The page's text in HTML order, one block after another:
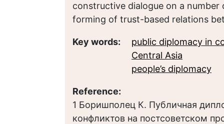
constructive dialogue on a
forming of trust-based relations
Key words:
public diplomacy in
Central Asia
people’s diplomacy
Reference:
1 Боришполец К. Публичная
конфликтов на постсоветском